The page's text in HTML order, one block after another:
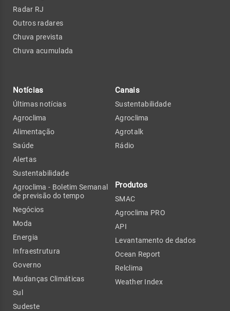
Radar RJ
Outros radares
Chuva prevista
Chuva acumulada
Notícias
Últimas notícias
Agroclima
Alimentação
Saúde
Alertas
Sustentabilidade
Agroclima - Boletim Semanal
de previsão do tempo
Negócios
Moda
Energia
Infraestrutura
Governo
Mudanças Climáticas
Sul
Sudeste
Canais
Sustentabilidade
Agroclima
Agrotalk
Rádio
Produtos
SMAC
Agroclima PRO
API
Levantamento de dados
Ocean Report
Relclima
Weather Index